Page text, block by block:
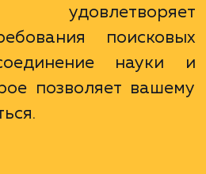
контента,
Это
историю,